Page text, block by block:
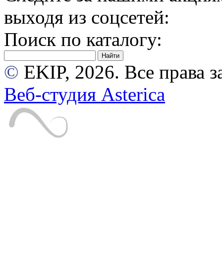
выходя из соцсетей:
Поиск по каталогу:
© EKIP, 2026. Все права
Веб-студия Asterica